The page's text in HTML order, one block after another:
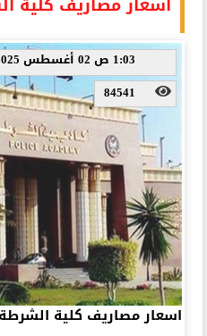
1:03 ص 02 أغسطس 2025
84541
اسعار مصاريف كلية الشرطة